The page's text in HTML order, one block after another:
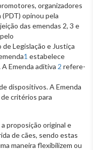
organizadores
opinou pela
das emendas 2, 3 e
de Legislação e Justiça
1 estabelece
Emenda aditiva 2 refere-
dispositivos. A Emenda
critérios para
proposição original e
de cães, sendo estas
maneira flexibilizem ou